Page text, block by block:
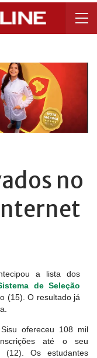
no
a lista dos
de Seleção
(15). O resultado já
ofereceu 108 mil
até o seu
(12). Os estudantes